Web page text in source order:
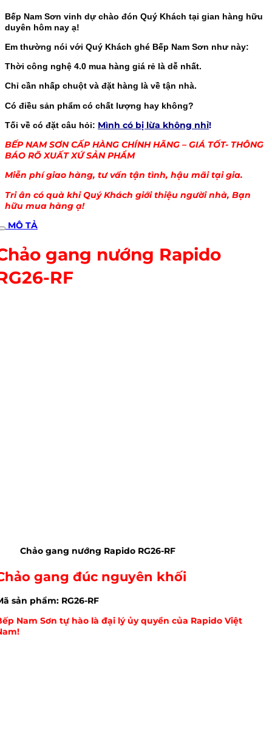
Bếp Nam Sơn vinh dự chào đón Quý Khách tại gian hàng hữu
duyên hôm nay ạ!
Em thường nói với Quý Khách ghé Bếp Nam Sơn như này:
Thời công nghệ 4.0 mua hàng giá rẻ là dễ nhất.
Chỉ cần nhấp chuột và đặt hàng là về tận nhà.
Có điều sản phẩm có chất lượng hay không?
Tối về có đặt câu hỏi: Mình có bị lừa không nhỉ!
BẾP NAM SƠN CẤP HÀNG CHÍNH HÃNG – GIÁ TỐT- THÔNG
BÁO RÕ XUẤT XỨ SẢN PHẨM
Miễn phí giao hàng, tư vấn tận tình, hậu mãi tại gia.
Tri ân có quà khi Quý Khách giới thiệu người nhà, Bạn
hữu mua hàng ạ!
MÔ TẢ
gang nướng Rapido
RF
Chảo gang nướng Rapido RG26-RF
gang đúc nguyên khối
sản phẩm: RG26-RF
Nam Sơn tự hào là đại lý ủy quyền của Rapido Việt